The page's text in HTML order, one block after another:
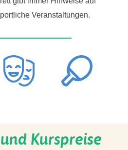
Veranstaltungen.
Kurspreise